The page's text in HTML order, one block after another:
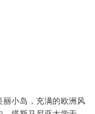
丽小岛，充满的欧洲风